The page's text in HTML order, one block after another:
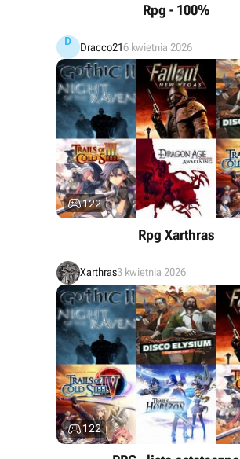
Rpg - 100%
D Dracco216 kwietnia 2026
122
Rpg Xarthras
Xarthras3 kwietnia 2026
122